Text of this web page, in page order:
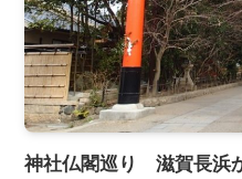
神社仏閣巡り 滋賀長浜